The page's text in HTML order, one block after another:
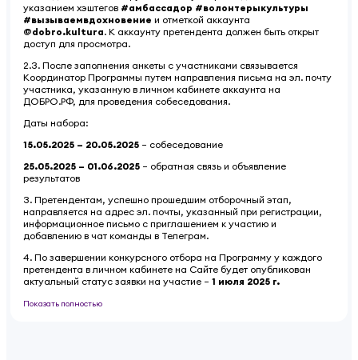
указанием хэштегов #амбассадор #волонтерыкультуры
#вызываемвдохновение и отметкой аккаунта
@dobro.kultura. К аккаунту претендента должен быть открыт
доступ для просмотра.
2.3. После заполнения анкеты с участниками связывается
Координатор Программы путем направления письма на эл. почту
участника, указанную в личном кабинете аккаунта на
ДОБРО.РФ, для проведения собеседования.
Даты набора:
15.05.2025 – 20.05.2025 – собеседование
25.05.2025 – 01.06.2025 – обратная связь и объявление
результатов
3. Претендентам, успешно прошедшим отборочный этап,
направляется на адрес эл. почты, указанный при регистрации,
информационное письмо с приглашением к участию и
добавлению в чат команды в Телеграм.
4. По завершении конкурсного отбора на Программу у каждого
претендента в личном кабинете на Сайте будет опубликован
актуальный статус заявки на участие – 1 июля 2025 г.
Показать полностью